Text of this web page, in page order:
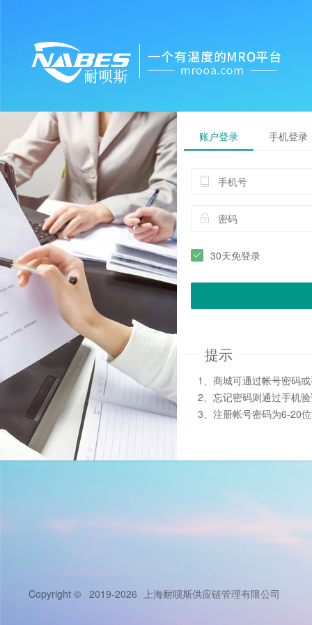
账户登录 手机登录
30天免登录
提示
1、商城可通过帐号密码
2、忘记密码则通过手机
3、注册帐号密码为6-20
Copyright © 2019-2026 上海耐呗斯供应链管理有限公司